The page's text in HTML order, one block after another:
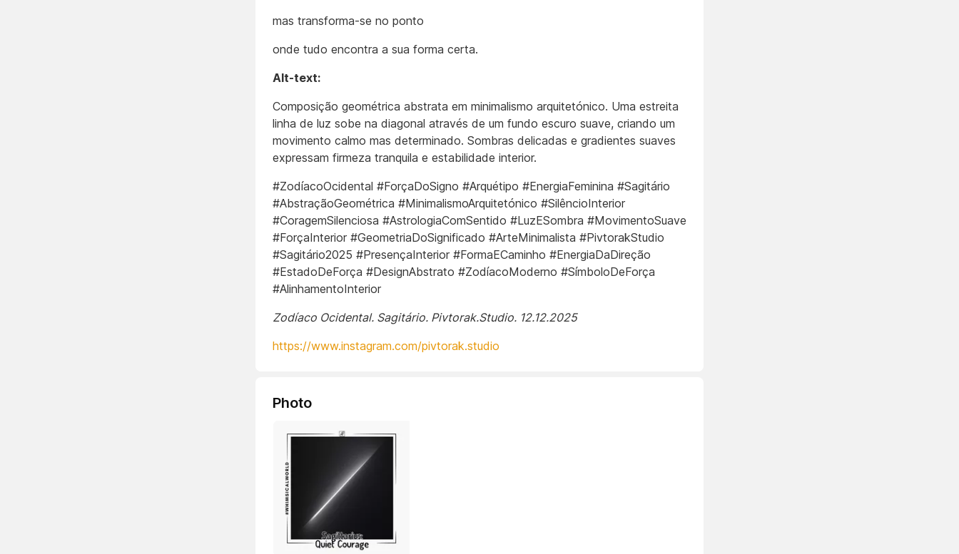
mas transforma-se no ponto
onde tudo encontra a sua forma certa.
Alt-text:
Composição geométrica abstrata em minimalismo arquitetónico. Uma estreita
linha de luz sobe na diagonal através de um fundo escuro suave, criando um
movimento calmo mas determinado. Sombras delicadas e gradientes suaves
expressam firmeza tranquila e estabilidade interior.
#ZodíacoOcidental #ForçaDoSigno #Arquétipo #EnergiaFeminina #Sagitário
#AbstraçãoGeométrica #MinimalismoArquitetónico #SilêncioInterior
#CoragemSilenciosa #AstrologiaComSentido #LuzESombra #MovimentoSuave
#ForçaInterior #GeometriaDoSignificado #ArteMinimalista #PivtorakStudio
#Sagitário2025 #PresençaInterior #FormaECaminho #EnergiaDaDireção
#EstadoDeForça #DesignAbstrato #ZodíacoModerno #SímboloDeForça
#AlinhamentoInterior
Zodíaco Ocidental. Sagitário. Pivtorak.Studio. 12.12.2025
https://www.instagram.com/pivtorak.studio
Photo